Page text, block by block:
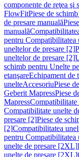
componente de reţea şi
FlowFitPiese de
de presare manuală
manuală
pentru Compatibilitatea
uneltelor de presare [2]
uneltelor de presare [2]
schimb pentru Unelte
etanşareEchipament de
unelteAccesoriuPiese
Geberit MapressPiese
MapressCompatibilitate
Compatibilitate unelte
presare [2]Piese de
[2]Compatibilitatea
pentru
unelte de presare [2XL]
unelte de presare [2XL]